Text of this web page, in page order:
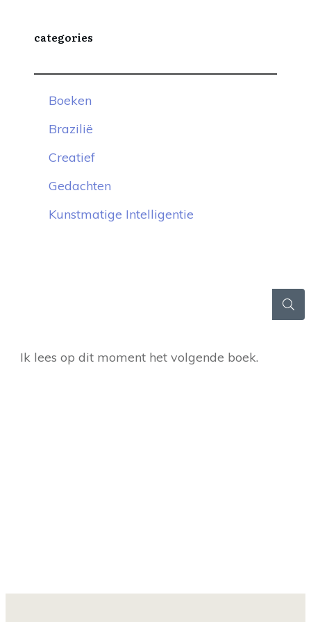
categories
Boeken
Brazilië
Creatief
Gedachten
Kunstmatige Intelligentie
Ik lees op dit moment het volgende boek.